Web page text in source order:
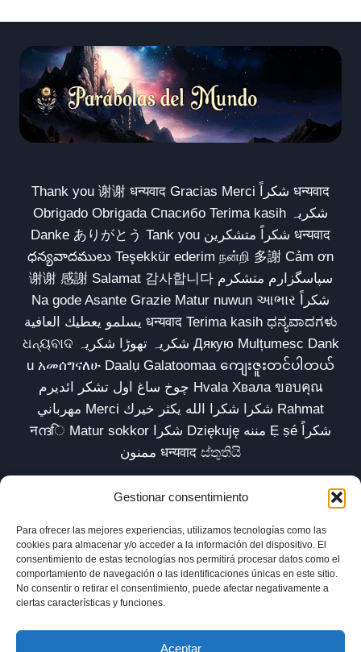
Gestionar consentimiento
Para ofrecer las mejores experiencias, utilizamos tecnologías como las
cookies para almacenar y/o acceder a la información del dispositivo. El
consentimiento de estas tecnologías nos permitirá procesar datos como el
comportamiento de navegación o las identificaciones únicas en este sitio.
No consentir o retirar el consentimiento, puede afectar negativamente a
ciertas características y funciones.
Aceptar
Thank you 谢谢 धन्यवाद Gracias Merci شكراً धन्यवाद
Obrigado Obrigada Спасибо Terima kasih شکریہ
Danke ありがとう Tank you شكراً متشكرين धन्यवाद
ధన్యవాదములు Teşekkür ederim நன்றி 多謝 Cảm ơn
谢谢 感謝 Salamat 감사합니다 سپاسگزارم متشکرم
Na gode Asante Grazie Matur nuwun આભાર شكراً
يسلمو يعطيك العافية धन्यवाद Terima kasih ಧನ್ಯವಾದಗಳು
ଧନ୍ୟବାଦ شکریہ تھوڑا شکریہ Дякую Mulțumesc Dank
u አመሰግናለሁ Daalụ Galatoomaa ကျေးဇူးတင်ပါတယ်
چوخ ساغ اول تشکر ائدیرم Hvala Хвала ขอบคุณ
مهرباني Merci شكرا شكرا الله يكثر خيرك Rahmat
नന്ദि Matur sokkor شكرا Dziękuję مننه Ẹ ṣé شكراً
ممنون धन्यवाद ස්තුතියි
Inicio Biblioteca Parábolas TV
Comunidad
Esencia
Blog
Política de privacidad
Aviso legal
Política de cookies (UE)